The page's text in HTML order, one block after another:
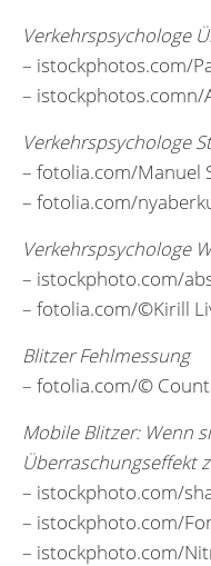
Verkehrspsychologe
– istockphotos.com/
– istockphotos.comn/
Verkehrspsychologe
– fotolia.com/Manuel
– fotolia.com/
Verkehrspsychologe
– istockphoto.com/
– fotolia.com/©Kirill
Blitzer Fehlmessung
– fotolia.com/©
Mobile Blitzer: Wenn
Überraschungseffekt
– istockphoto.com/
– istockphoto.com/
– istockphoto.com/